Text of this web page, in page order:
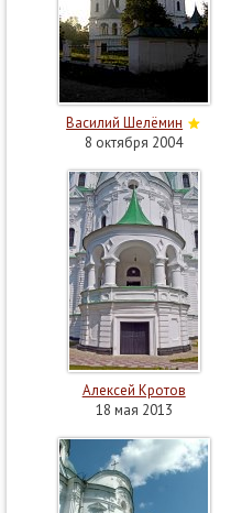
Василий Шелёмин
8 октября 2004
Алексей Кротов
18 мая 2013